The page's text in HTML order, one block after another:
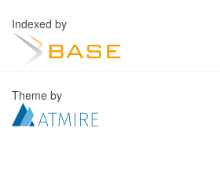
Indexed by
Theme by